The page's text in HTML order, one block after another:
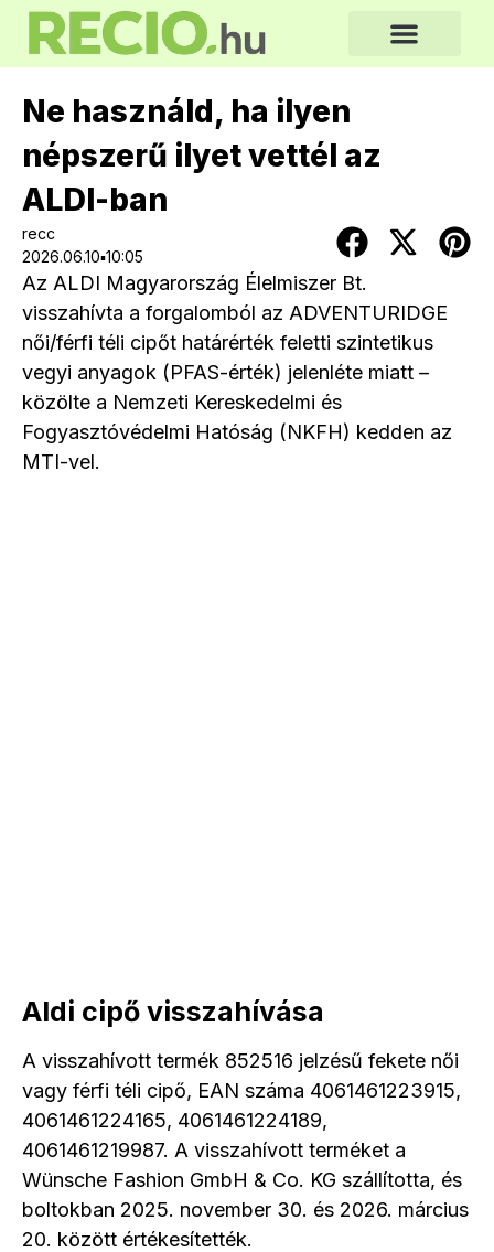
Ne használd, ha ilyen
népszerű ilyet vettél az
ALDI-ban
recc
2026.06.10▪10:05
Az ALDI Magyarország Élelmiszer Bt.
visszahívta a forgalomból az ADVENTURIDGE
női/férfi téli cipőt határérték feletti szintetikus
vegyi anyagok (PFAS-érték) jelenléte miatt –
közölte a Nemzeti Kereskedelmi és
Fogyasztóvédelmi Hatóság (NKFH) kedden az
MTI-vel.
Aldi cipő visszahívása
A visszahívott termék 852516 jelzésű fekete női
vagy férfi téli cipő, EAN száma 4061461223915,
4061461224165, 4061461224189,
4061461219987. A visszahívott terméket a
Wünsche Fashion GmbH & Co. KG szállította, és
boltokban 2025. november 30. és 2026. március
20. között értékesítették.